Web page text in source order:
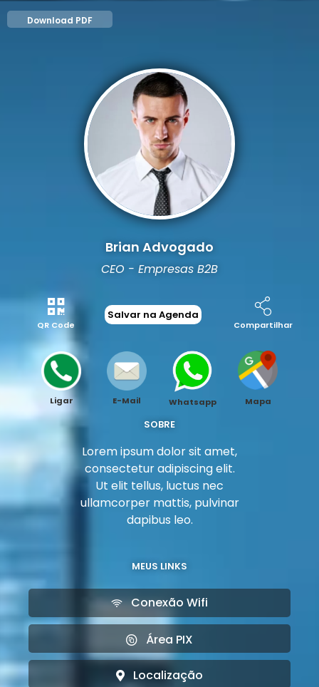
Download PDF
Brian Advogado
CEO - Empresas B2B
QR Code
Salvar na Agenda
Compartilhar
Ligar E-Mail Whatsapp Mapa
SOBRE
Lorem ipsum dolor sit amet,
consectetur adipiscing elit.
Ut elit tellus, luctus nec
ullamcorper mattis, pulvinar
dapibus leo.
MEUS LINKS
Conexão Wifi
Área PIX
Localização